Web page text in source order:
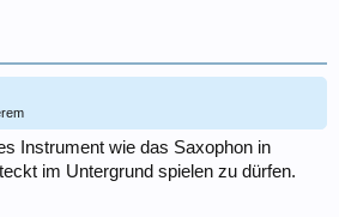
Instrument wie das Saxophon in
im Untergrund spielen zu dürfen.